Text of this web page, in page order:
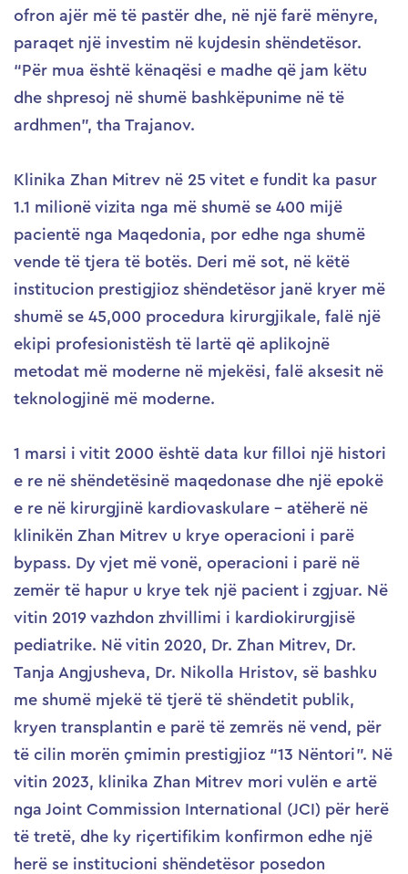
ofron ajër më të pastër dhe, në një farë mënyre,
paraqet një investim në kujdesin shëndetësor.
“Për mua është kënaqësi e madhe që jam këtu
dhe shpresoj në shumë bashkëpunime në të
ardhmen”, tha Trajanov.
Klinika Zhan Mitrev në 25 vitet e fundit ka pasur
1.1 milionë vizita nga më shumë se 400 mijë
pacientë nga Maqedonia, por edhe nga shumë
vende të tjera të botës. Deri më sot, në këtë
institucion prestigjioz shëndetësor janë kryer më
shumë se 45,000 procedura kirurgjikale, falë një
ekipi profesionistësh të lartë që aplikojnë
metodat më moderne në mjekësi, falë aksesit në
teknologjinë më moderne.
1 marsi i vitit 2000 është data kur filloi një histori
e re në shëndetësinë maqedonase dhe një epokë
e re në kirurgjinë kardiovaskulare – atëherë në
klinikën Zhan Mitrev u krye operacioni i parë
bypass. Dy vjet më vonë, operacioni i parë në
zemër të hapur u krye tek një pacient i zgjuar. Në
vitin 2019 vazhdon zhvillimi i kardiokirurgjisë
pediatrike. Në vitin 2020, Dr. Zhan Mitrev, Dr.
Tanja Angjusheva, Dr. Nikolla Hristov, së bashku
me shumë mjekë të tjerë të shëndetit publik,
kryen transplantin e parë të zemrës në vend, për
të cilin morën çmimin prestigjioz “13 Nëntori”. Në
vitin 2023, klinika Zhan Mitrev mori vulën e artë
nga Joint Commission International (JCI) për herë
të tretë, dhe ky riçertifikim konfirmon edhe një
herë se institucioni shëndetësor posedon